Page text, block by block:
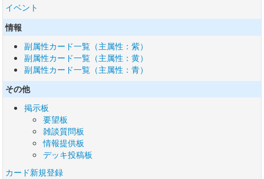
イベント
情報
副属性カード一覧（主属性：紫）
副属性カード一覧（主属性：黄）
副属性カード一覧（主属性：青）
その他
掲示板
要望板
雑談質問板
情報提供板
デッキ投稿板
カード新規登録